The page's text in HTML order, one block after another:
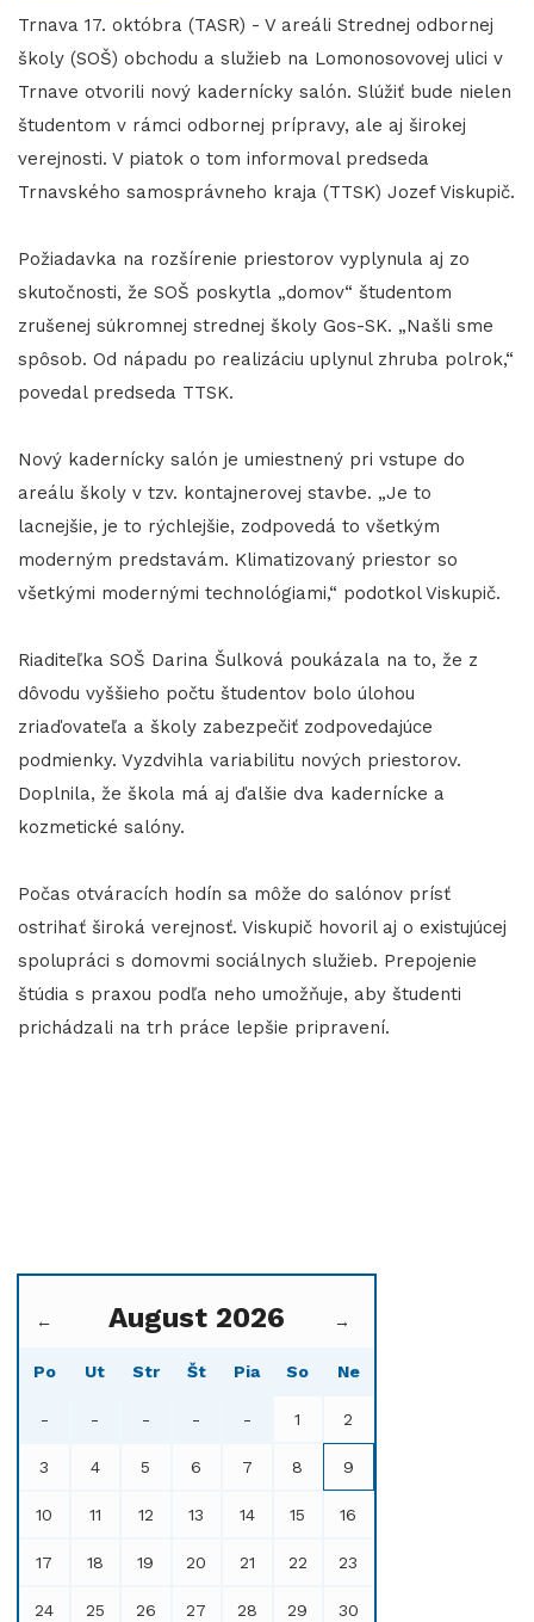
Trnava 17. októbra (TASR) - V areáli Strednej odbornej
školy (SOŠ) obchodu a služieb na Lomonosovovej ulici v
Trnave otvorili nový kadernícky salón. Slúžiť bude nielen
študentom v rámci odbornej prípravy, ale aj širokej
verejnosti. V piatok o tom informoval predseda
Trnavského samosprávneho kraja (TTSK) Jozef Viskupič.
Požiadavka na rozšírenie priestorov vyplynula aj zo
skutočnosti, že SOŠ poskytla „domov“ študentom
zrušenej súkromnej strednej školy Gos-SK. „Našli sme
spôsob. Od nápadu po realizáciu uplynul zhruba polrok,“
povedal predseda TTSK.
Nový kadernícky salón je umiestnený pri vstupe do
areálu školy v tzv. kontajnerovej stavbe. „Je to
lacnejšie, je to rýchlejšie, zodpovedá to všetkým
moderným predstavám. Klimatizovaný priestor so
všetkými modernými technológiami,“ podotkol Viskupič.
Riaditeľka SOŠ Darina Šulková poukázala na to, že z
dôvodu vyššieho počtu študentov bolo úlohou
zriaďovateľa a školy zabezpečiť zodpovedajúce
podmienky. Vyzdvihla variabilitu nových priestorov.
Doplnila, že škola má aj ďalšie dva kadernícke a
kozmetické salóny.
​​​​​​​Počas otváracích hodín sa môže do salónov prísť
ostrihať široká verejnosť. Viskupič hovoril aj o existujúcej
spolupráci s domovmi sociálnych služieb. Prepojenie
štúdia s praxou podľa neho umožňuje, aby študenti
prichádzali na trh práce lepšie pripravení.
← August 2026 →
Po Ut Str Št Pia So Ne
- - - - - 1 2
3 4 5 6 7 8 9
10 11 12 13 14 15 16
17 18 19 20 21 22 23
24 25 26 27 28 29 30